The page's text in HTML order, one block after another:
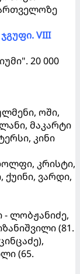
VIII
20 000
ოში,
მაკარტი
კინი
კრისტი,
ვარდი,
- ლობჟანიძე,
(81.
(65.